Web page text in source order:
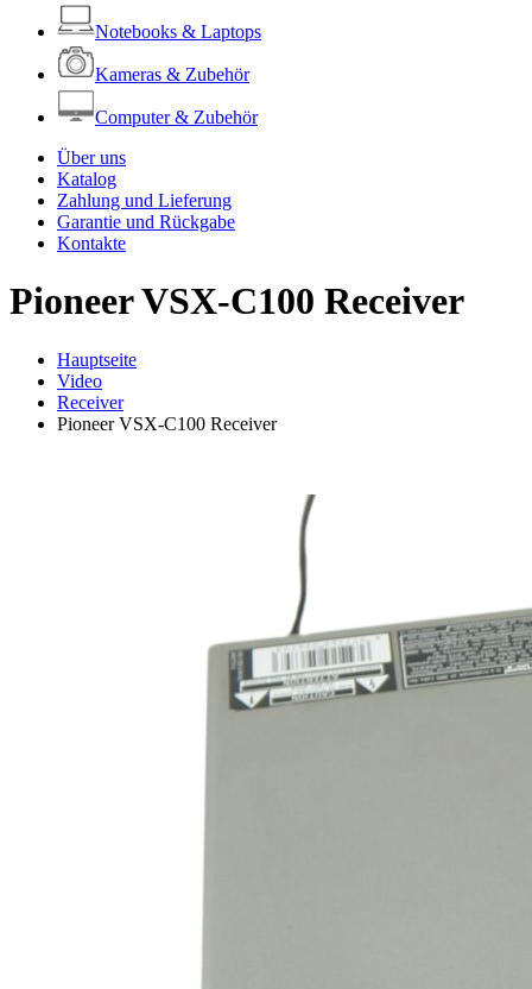
Notebooks & Laptops
Kameras & Zubehör
Computer & Zubehör
Über uns
Katalog
Zahlung und Lieferung
Garantie und Rückgabe
Kontakte
Pioneer VSX-C100 Receiver
Hauptseite
Video
Receiver
Pioneer VSX-C100 Receiver